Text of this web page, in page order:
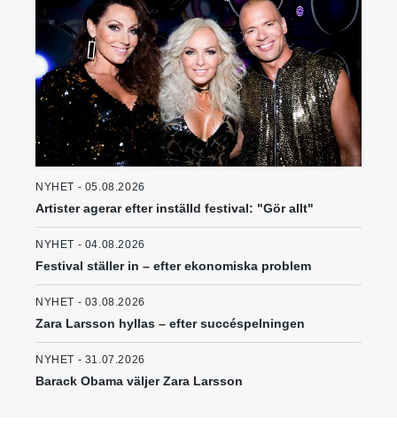
NYHET - 05.08.2026
Artister agerar efter inställd festival: "Gör allt"
NYHET - 04.08.2026
Festival ställer in – efter ekonomiska problem
NYHET - 03.08.2026
Zara Larsson hyllas – efter succéspelningen
NYHET - 31.07.2026
Barack Obama väljer Zara Larsson